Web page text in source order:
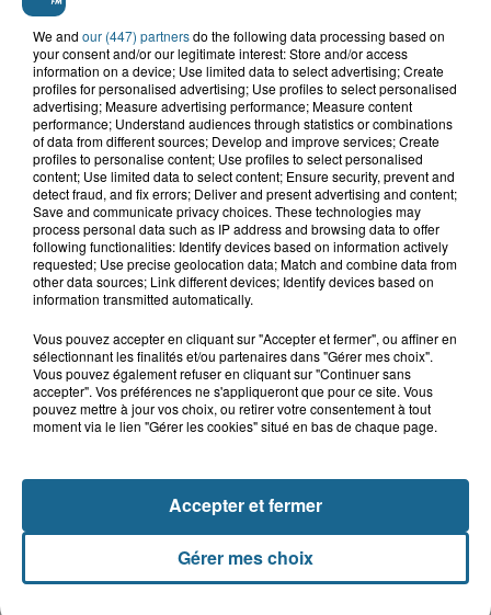
+ D'ÉVÈNEMENTS
14h02
SALON HABITAT ET RÉNOVATION 2026
14h02
Le patrimoine d'Esquelbecq
14h02
Bergues, entre ville et remparts
14h02
Bergues, entre ville et remparts
LE FIL INFO
We and our (447) partnersdo the following data processing based on
your consent and/or our legitimate interest: Store and/or access
information on a device; Use limited data to select advertising; Create
profiles for personalised advertising; Use profiles to select personalised
advertising; Measure advertising performance; Measure content
performance; Understand audiences through statistics or combinations
of data from different sources; Develop and improve services; Create
profiles to personalise content; Use profiles to select personalised
content; Use limited data to select content; Ensure security, prevent and
detect fraud, and fix errors; Deliver and present advertising and content;
Save and communicate privacy choices. These technologies may
process personal data such as IP address and browsing data to offer
following functionalities: Identify devices based on information actively
requested; Use precise geolocation data; Match and combine data from
other data sources; Link different devices; Identify devices based on
information transmitted automatically.
Vous pouvez accepter en cliquant sur "Accepter et fermer", ou affiner en
sélectionnant les finalités et/ou partenaires dans "Gérer mes choix".
Vous pouvez également refuser en cliquant sur "Continuer sans
accepter". Vos préférences ne s'appliqueront que pour ce site. Vous
pouvez mettre à jour vos choix, ou retirer votre consentement à tout
moment via le lien "Gérer les cookies" situé en bas de chaque page.
Gérer mes choix
Accepter et fermer